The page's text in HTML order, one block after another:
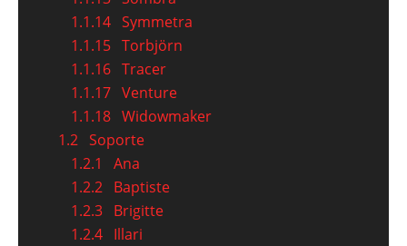
1.1.14 Symmetra
1.1.15 Torbjörn
1.1.16 Tracer
1.1.17 Venture
1.1.18 Widowmaker
1.2 Soporte
1.2.1
Ana
1.2.2 Baptiste
1.2.3 Brigitte
1.2.4 Illari